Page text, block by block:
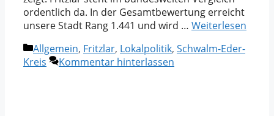
ordentlich da. In der Gesamtbewertung erreicht
unsere Stadt Rang 1.441 und wird … Weiterlesen
Kategorien
Allgemein, Fritzlar, Lokalpolitik, Schwalm-Eder-
Kreis
Kommentar hinterlassen